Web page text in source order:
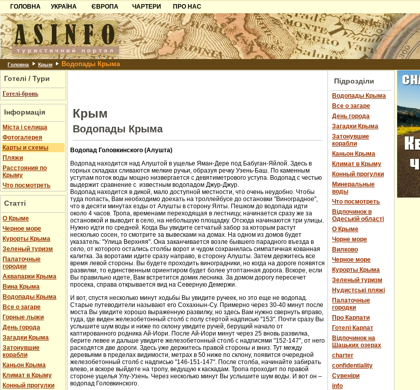
ГОЛОВНА
УКРАЇНА
Карпати
Азов
Причорноморря
Шацьк
ЄВРОПА
Чорногорія
Хорватія
Болгарія
Албанія
ЧАРТЕРИ
ПРО НАС
Контакти
Партнерам
Додати готель
Головна Крым Водопады Крыма
Готелі / Тури
Готелі-бронь
Інформація
Міста і селища
Фотогалерея
Карты и схемы
Пляжи
Расстояния по
Крыму
Что посмотреть
Статті
О Крыме
Черное море
Курорты Крыма
Зеленый туризм
Палаточные
городки
Аквапарки Крыма
Вина Крыма
Водопады Крыма
Все о загаре
Горные лыжи
День города
Загадки Крыма
Затонувшие
корабли
Каньон Крыма
Климат в Крыму
Конный прогулки
Крым
Водопады Крыма
Водопад Головкинского (Алушта)
Водопад находится над Алуштой в ущелье Яман-Дере под Бабуган-Яйлой. Здесь в
горных складках сливаются мелкие ручьи, образуя речку Узень-Баш. По каменным
уступам поток воды мощно низвергается с девятиметрового уступа. Водопад с честью
выдержит сравнение с известным водопадом Джур-Джур.
Водопад находится в дикой, мало доступной местности, что очень неудобно. Чтобы
туда попасть, Вам необходимо доехать на троллейбусе до остановки "Виноградное",
что в десяти минутах езды от Алушты в сторону Ялты. Пешком до водопада идти
около 4 часов. Тропа, временами переходящая в лестницу, начинается сразу же за
остановкой и выводит в село, на небольшую площадку. Отсюда начинаются три улицы.
Нужно идти по средней. Когда Вы увидите сетчатый забор за которым растут
несколько сосен, то смотрите за вывесками на домах. На одном из домов будет
указатель: "Улица Верхняя". Она заканчивается возле бывшего парадного въезда в
село, от которого остались столбы ворот и чудом сохранилась симпатичная кованная
калитка. За воротами идите сразу направо, в сторону Алушты. Затем держитесь все
время левой стороны. Вы будете проходить виноградники, но когда на дороге появятся
развилки, то единственным ориентиром будет более утоптанная дорога. Вскоре, если
Вы правильно идете, Вам встретится домик лесника. За домом дорогу пересечет
просека, справа открывается вид на Северную Демержи.
И вот, спустя несколько минут ходьбы Вы увидите ручеек, но это еще не водопад.
Старые путеводители называют его Сохахнын-Су. Примерно через 30-40 минут после
моста Вы увидите хорошо выраженную развилку, но здесь Вам нужно свернуть вправо,
туда, где виден железобетонный столб с полу стертой надписью "153". Почти сразу Вы
услышите шум воды и ниже по склону увидите ручей, берущий начало от
каптированного родника Ай-Иори. После Ай-Иори минут через 25 вновь развилка,
берите левее и дальше увидите железобетонный столб с надписями "152-147", от него
расходятся две дороги. Здесь уже держитесь правой стороны и вниз. Тут между
деревьями в пределах видимости, метрах в 50 ниже по склону, появится очередной
железобетонный столб с надписью "146-151-147". После столба, начинайте забирать
влево, и вскоре выйдете на тропу, ведущую к каскадам. Тропа проходит по правой
стороне ущелья Улу-Узень. Через несколько минут Вы услышите шум воды. И вот он –
водопад Головкинского.
Підрозділи
Водопады Крыма
Все о загаре
День города
Загадки Крыма
Затонувшие
корабли
Каньон Крыма
Климат в Крыму
Конный прогулки
Минеральные
воды
Что посмотреть
Відпочинок в
Одеській області
О Крыме
Чорне море
Вилково
Черное море
Курорты Крыма
Зеленый туризм
Нудистські пляжі
Палаточные
городки
Про Карпати
Готелі Карпат
Відпочинок на
Шацьких озерах
charter
confidentiality
Cувеніри
info